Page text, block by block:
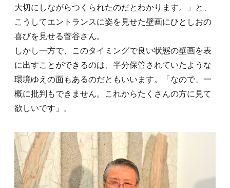
大切にしながらつくられたのだとわかります。」と、
こうしてエントランスに姿を見せた壁画にひとしおの
喜びを見せる菅谷さん。
しかし一方で、このタイミングで良い状態の壁画を表
に出すことができるのは、半分保管されていたような
環境ゆえの面もあるのだともいいます。「なので、一
概に批判もできません。これからたくさんの方に見て
欲しいです」。